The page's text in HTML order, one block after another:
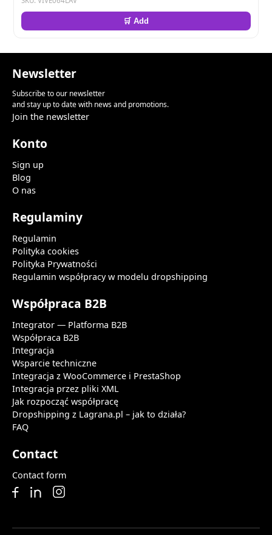
🛒 Add
Newsletter
Subscribe to our newsletter
and stay up to date with news and promotions.
Join the newsletter
Konto
Sign up
Blog
O nas
Regulaminy
Regulamin
Polityka cookies
Polityka Prywatności
Regulamin współpracy w modelu dropshipping
Współpraca B2B
Integrator — Platforma B2B
Współpraca B2B
Integracja
Wsparcie techniczne
Integracja z WooCommerce i PrestaShop
Integracja przez pliki XML
Jak rozpocząć współpracę
Dropshipping z Lagrana.pl – jak to działa?
FAQ
Contact
Contact form